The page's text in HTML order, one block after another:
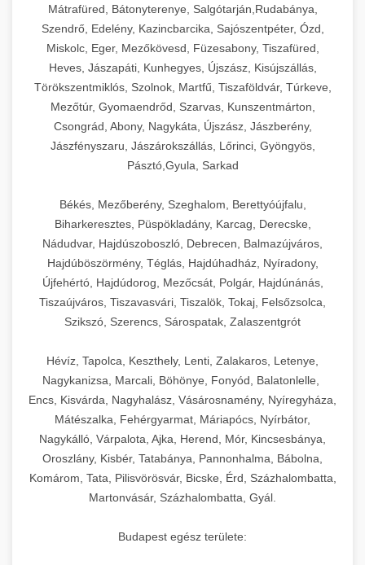
Mátrafüred, Bátonyterenye, Salgótarján,Rudabánya,
Szendrő, Edelény, Kazincbarcika, Sajószentpéter, Ózd,
Miskolc, Eger, Mezőkövesd, Füzesabony, Tiszafüred,
Heves, Jászapáti, Kunhegyes, Újszász, Kisújszállás,
Törökszentmiklós, Szolnok, Martfű, Tiszaföldvár, Túrkeve,
Mezőtúr, Gyomaendrőd, Szarvas, Kunszentmárton,
Csongrád, Abony, Nagykáta, Újszász, Jászberény,
Jászfényszaru, Jászárokszállás, Lőrinci, Gyöngyös,
Pásztó,Gyula, Sarkad
Békés, Mezőberény, Szeghalom, Berettyóújfalu,
Biharkeresztes, Püspökladány, Karcag, Derecske,
Nádudvar, Hajdúszoboszló, Debrecen, Balmazújváros,
Hajdúböszörmény, Téglás, Hajdúhadház, Nyíradony,
Újfehértó, Hajdúdorog, Mezőcsát, Polgár, Hajdúnánás,
Tiszaújváros, Tiszavasvári, Tiszalök, Tokaj, Felsőzsolca,
Szikszó, Szerencs, Sárospatak, Zalaszentgrót
Hévíz, Tapolca, Keszthely, Lenti, Zalakaros, Letenye,
Nagykanizsa, Marcali, Böhönye, Fonyód, Balatonlelle,
Encs, Kisvárda, Nagyhalász, Vásárosnamény, Nyíregyháza,
Mátészalka, Fehérgyarmat, Máriapócs, Nyírbátor,
Nagykálló, Várpalota, Ajka, Herend, Mór, Kincsesbánya,
Oroszlány, Kisbér, Tatabánya, Pannonhalma, Bábolna,
Komárom, Tata, Pilisvörösvár, Bicske, Érd, Százhalombatta,
Martonvásár, Százhalombatta, Gyál.
Budapest egész területe: